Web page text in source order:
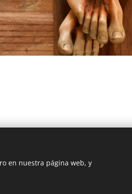
en nuestra página web, y